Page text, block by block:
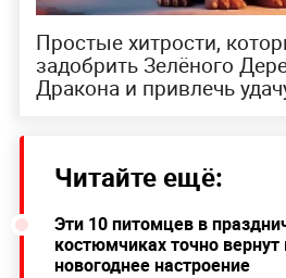
Простые хитрости,
задобрить Зелёного
Дракона и привлечь
Читайте ещё:
Эти 10 питомцев в
костюмчиках точно
новогоднее настроение